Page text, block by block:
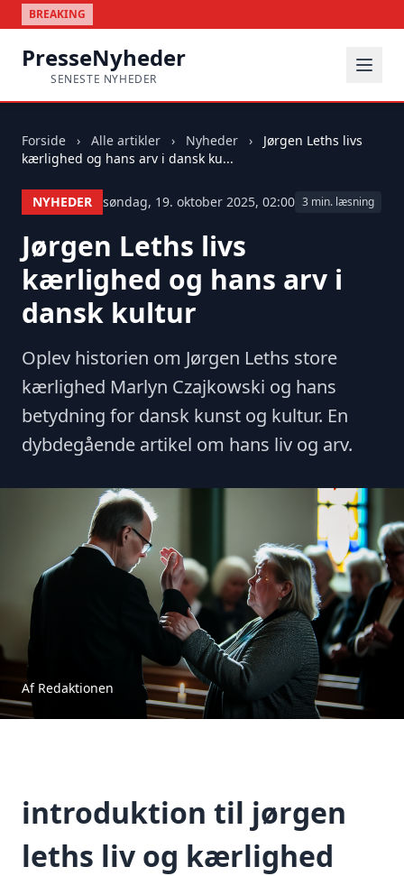
BREAKING
PresseNyheder
SENESTE NYHEDER
Forside › Alle artikler › Nyheder ›
Jørgen Leths livs
kærlighed og hans arv i dansk ku...
NYHEDER søndag, 19. oktober 2025, 02:00 3 min. læsning
Jørgen Leths livs
kærlighed og hans arv i
dansk kultur
Oplev historien om Jørgen Leths store
kærlighed Marlyn Czajkowski og hans
betydning for dansk kunst og kultur. En
dybdegående artikel om hans liv og arv.
Af Redaktionen
introduktion til jørgen
leths liv og kærlighed